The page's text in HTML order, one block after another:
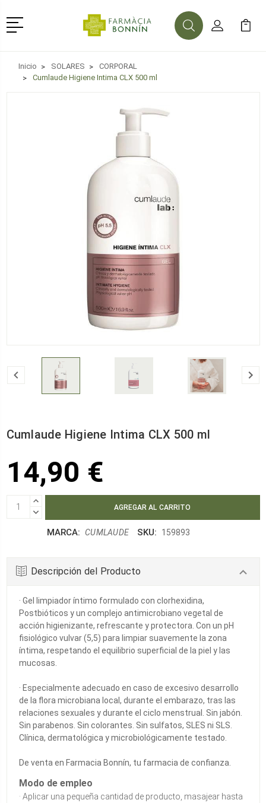
Menú
BuscarMi Cuenta
Mi
Inicio SOLARES
CORPORAL
Cumlaude Higiene Intima CLX 500 ml
Cumlaude Higiene Intima CLX 500 ml
14,90 €
AUMENTAR
CANTIDAD:
DISMINUIR
MARCA: CUMLAUDE SKU: 159893
Descripción del Producto
· Gel limpiador íntimo formulado con clorhexidina,
Postbióticos y un complejo antimicrobiano vegetal de
acción higienizante, refrescante y protectora. Con un pH
fisiológico vulvar (5,5) para limpiar suavemente la zona
íntima, respetando el equilibrio superficial de la piel y las
mucosas.
· Especialmente adecuado en caso de excesivo desarrollo
de la flora microbiana local, durante el embarazo, tras las
relaciones sexuales y durante el ciclo menstrual. Sin jabón.
Sin parabenos. Sin colorantes. Sin sulfatos, SLES ni SLS.
Clínica, dermatológica y microbiológicamente testado.
De venta en Farmacia Bonnín, tu farmacia de confianza.
Modo de empleo
· Aplicar una pequeña cantidad de producto, masajear hasta